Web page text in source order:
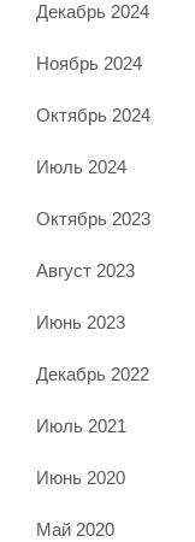
Декабрь 2024
Ноябрь 2024
Октябрь 2024
Июль 2024
Октябрь 2023
Август 2023
Июнь 2023
Декабрь 2022
Июль 2021
Июнь 2020
Май 2020